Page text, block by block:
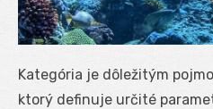
Kategória je dôležitým
ktorý definuje určité